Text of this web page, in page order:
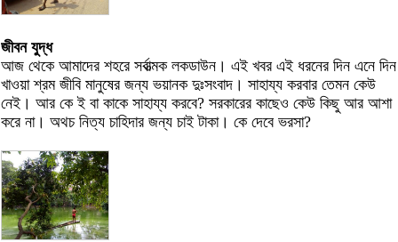
জীবন যুদ্ধ
আজ থেকে আমাদের শহরে সর্বাত্মক লকডাউন। এই খবর এই ধরনের দিন এনে দিন
খাওয়া শ্রম জীবি মানুষের জন্য ভয়ানক দুঃসংবাদ। সাহায্য করবার তেমন কেউ
নেই। আর কে ই বা কাকে সাহায্য করবে? সরকারের কাছেও কেউ কিছু আর আশা
করে না। অথচ নিত্য চাহিদার জন্য চাই টাকা। কে দেবে ভরসা?